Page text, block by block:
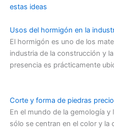
estas ideas
Usos del hormigón en la
El hormigón es uno de los
industria de la construcción y
presencia es prácticamente
Corte y forma de piedras
En el mundo de la gemología
sólo se centran en el color y la